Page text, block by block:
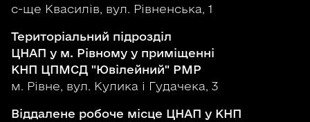
с-ще Квасилів, вул. Рівненська, 1
Територіальний підрозділ
ЦНАП у м. Рівному у приміщенні
КНП ЦПМСД "Ювілейний" РМР
м. Рівне, вул. Кулика і Гудачека, 3
Віддалене робоче місце ЦНАП у КНП